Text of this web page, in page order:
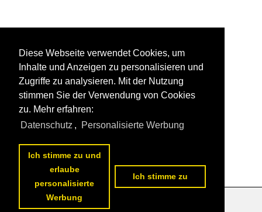
Datenschutzerklärung
Diese Webseite verwendet Cookies, um
Inhalte und Anzeigen zu personalisieren und
Zugriffe zu analysieren. Mit der Nutzung
stimmen Sie der Verwendung von Cookies
zu. Mehr erfahren:
Datenschutz , Personalisierte Werbung
Ich stimme zu und
erlaube
personalisierte
Werbung
Ich stimme zu